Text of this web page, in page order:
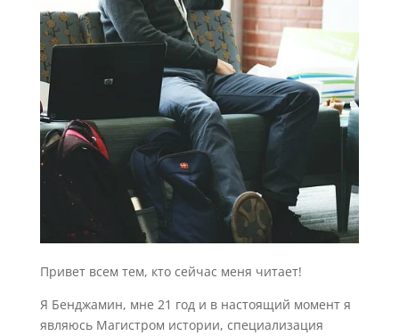
Привет всем тем, кто сейчас меня читает!
Я Бенджамин, мне 21 год и в настоящий момент я
являюсь Магистром истории, специализация